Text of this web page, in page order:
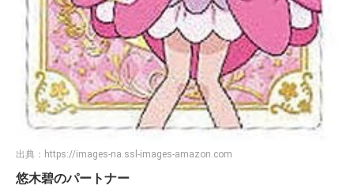
出典： https://images-na.ssl-images-amazon.com
悠木碧のパートナー